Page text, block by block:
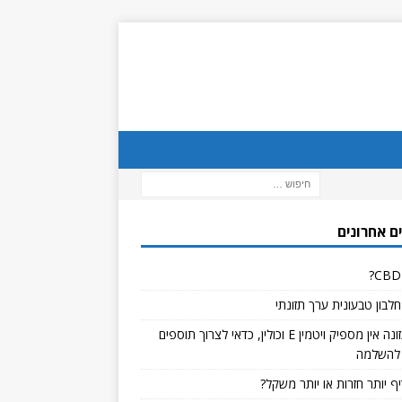
אחרונים
טבעונית ערך תזונתי
אם בתזונה אין מספיק ויטמין E וכולין, כדאי לצרוך תוספים
יותר חזרות או יותר משקל?